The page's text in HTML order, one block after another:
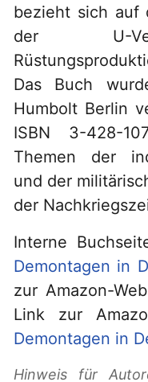
bezieht sich auf
der U-
Das Buch
Humbolt Berlin
ISBN 3-428-
Themen der
und der
der
Interne
Demontagen in
zur Amazon-
Link zur
Demontagen in
Hinweis für